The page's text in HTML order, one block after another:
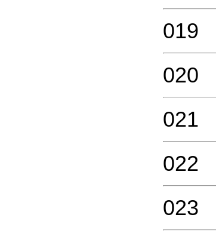
019
020
021
022
023